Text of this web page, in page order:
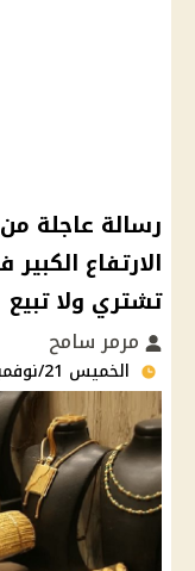
رسالة عاجلة
الارتفاع
تشتري ولا تبيع
مرمر سامح
الخميس 21/نوفمبر/2024 - 06:00 ص